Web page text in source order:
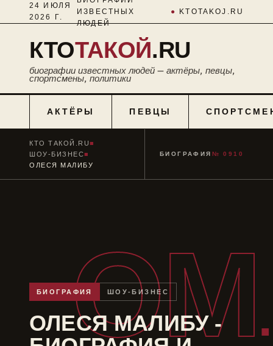
24 ИЮЛЯ
2026 Г.
ИЗВЕСТНЫХ
ЛЮДЕЙ
● KTOTAKOJ.RU
КТОТАКОЙ.RU
биографии известных людей — актёры, певцы,
спортсмены, политики
АКТЁРЫ ПЕВЦЫ
ОМ
КТО ТАКОЙ.RU■
ШОУ-БИЗНЕС■
ОЛЕСЯ МАЛИБУ
БИОГРАФИЯ № 0910
БИОГРАФИЯ ШОУ-БИЗНЕС
ОЛЕСЯ МАЛИБУ -